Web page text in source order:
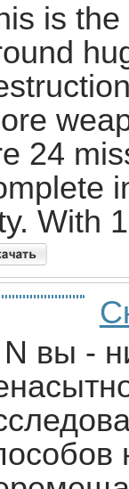
is
24
With
вы -